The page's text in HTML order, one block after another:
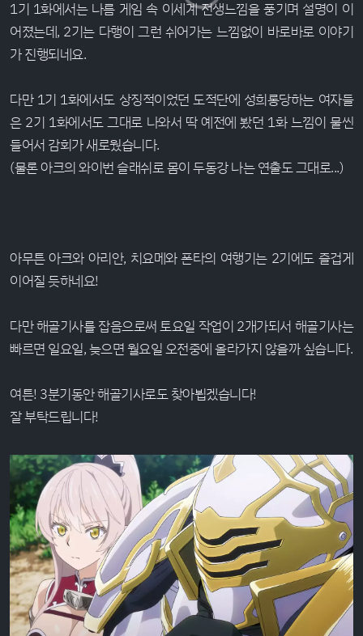
1기 1화에서는 나름 게임 속 이세계 전생느낌을 풍기며 설명이 이
어졌는데, 2기는 다행이 그런 쉬어가는 느낌없이 바로바로 이야기
가 진행되네요.
다만 1기 1화에서도 상징적이었던 도적단에 성희롱당하는 여자들
은 2기 1화에서도 그대로 나와서 딱 예전에 봤던 1화 느낌이 물씬
들어서 감회가 새로웠습니다.
(물론 아크의 와이번 슬래쉬로 몸이 두동강 나는 연출도 그대로...)
아무튼 아크와 아리안, 치요메와 폰타의 여행기는 2기에도 즐겁게
이어질 듯하네요!
다만 해골기사를 잡음으로써 토요일 작업이 2개가되서 해골기사는
빠르면 일요일, 늦으면 월요일 오전중에 올라가지 않을까 싶습니다.
여튼! 3분기동안 해골기사로도 찾아뵙겠습니다!
잘 부탁드립니다!